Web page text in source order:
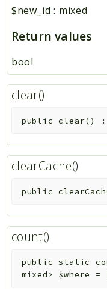
$new_id : mixed
Return values
bool
clear()
public clear()
clearCache()
public
count()
public static
mixed> $where =